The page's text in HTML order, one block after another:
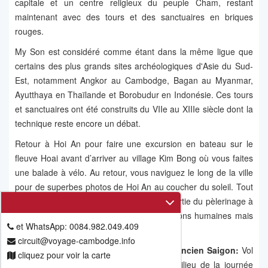
capitale et un centre religieux du peuple Cham, restant
maintenant avec des tours et des sanctuaires en briques
rouges.
My Son est considéré comme étant dans la même ligue que
certains des plus grands sites archéologiques d'Asie du Sud-
Est, notamment Angkor au Cambodge, Bagan au Myanmar,
Ayutthaya en Thaïlande et Borobudur en Indonésie. Ces tours
et sanctuaires ont été construits du VIIe au XIIIe siècle dont la
technique reste encore un débat.
Retour à Hoi An pour faire une excursion en bateau sur le
fleuve Hoai avant d’arriver au village Kim Bong où vous faites
une balade à vélo. Au retour, vous naviguez le long de la ville
pour de superbes photos de Hoi An au coucher du soleil. Tout
comme les temples Angkor, My Son fait partie du pèlerinage à
la recherche des plus florissantes civilisations humaines mais
déjà perdues.
Jour 9: Vol vers Ho Chi Minh-Ville ou l’ancien Saigon: Vol
de Da Nang pour Ho Chi Minh-Ville au milieu de la journée
et WhatsApp: 0084.982.049.409
circuit@voyage-cambodge.info
cliquez pour voir la carte